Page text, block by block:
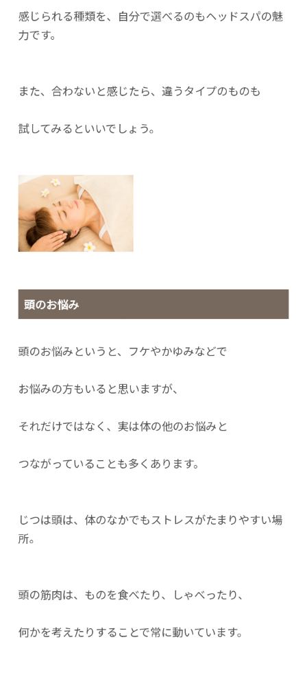
感じられる種類を、自分で選べるのもヘッドスパの魅
力です。
また、合わないと感じたら、違うタイプのものも
試してみるといいでしょう。
頭のお悩み
頭のお悩みというと、フケやかゆみなどで
お悩みの方もいると思いますが、
それだけではなく、実は体の他のお悩みと
つながっていることも多くあります。
じつは頭は、体のなかでもストレスがたまりやすい場
所。
頭の筋肉は、ものを食べたり、しゃべったり、
何かを考えたりすることで常に動いています。